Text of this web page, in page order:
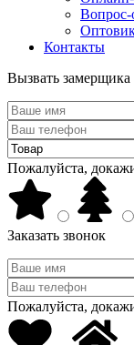
Вопрос-
Контакты
Вызвать замерщика
Пожалуйста,
Заказать звонок
Пожалуйста,